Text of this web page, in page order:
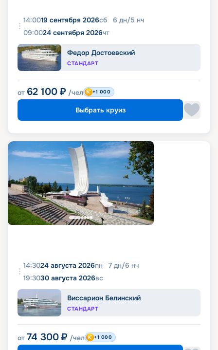
14:0019 сентября 2026сб 6 дн/5 нч
09:0024 сентября 2026чт
Федор Достоевский
СТАНДАРТ
от 62 100 ₽ /чел +1 000
Выбрать круиз
14:3024 августа 2026пн 7 дн/6 нч
19:3030 августа 2026вс
Виссарион Белинский
СТАНДАРТ
от 74 300 ₽ /чел +1 000